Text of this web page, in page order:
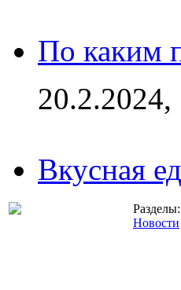
По каким
20.2.2024,
Вкусная
Разделы:
Новости